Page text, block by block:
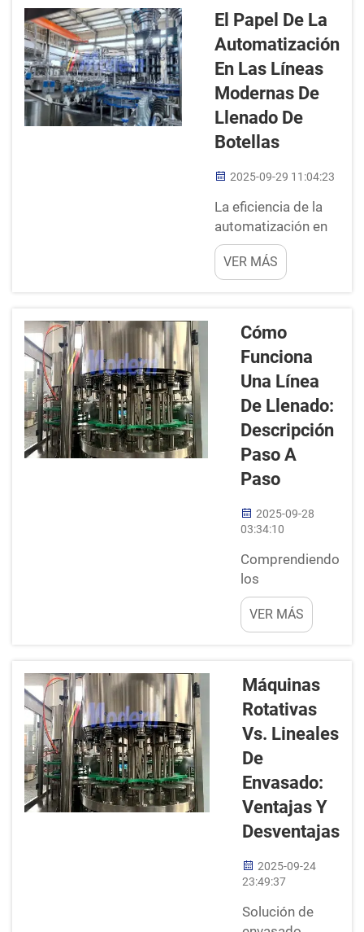
Ayudan a
acortar el
proceso
tedioso. Estas
máquinas son
precisas en el
sentido de que
miden y llenan
Esto garantiza
que cada
botella tenga
la misma
cantidad de
El Papel De La
Automatización
En Las Líneas
Modernas De
Llenado De
Botellas
2025-09-29 11:04:23
La eficiencia de la
automatización en
el llenado de
botellas. Por último,
la automatización
líneas de llenado de
botellas actuales.
Simplifica el desafío
de envasar líquidos
como agua, jugo y
refrescos. Los
beneficios de la
automatización en
el llenado de
ayudar a mej...
VER MÁS
Cómo
Funciona
Una Línea
De Llenado:
Descripción
Paso A
Paso
2025-09-28
03:34:10
Comprendiendo
los
fundamentos
¿Alguna vez has
mirado una
bebida favorita
sobre el estante
y te has
preguntado
cómo llegó
hasta allí? Una
línea de llenado
es una máquina
que se utiliza
jugos líquidos,
bebidas, salsas,
etc., de un lugar
VER MÁS
Máquinas
Rotativas
Vs. Lineales
De
Envasado:
Ventajas Y
Desventajas
2025-09-24
23:49:37
Solución de